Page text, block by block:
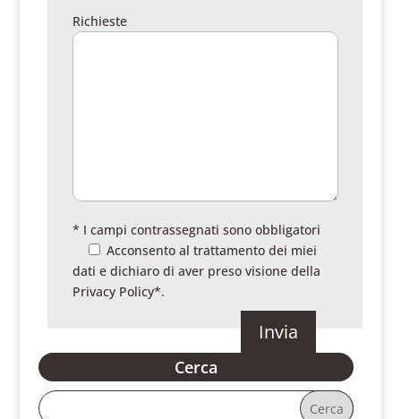
Richieste
* I campi contrassegnati sono obbligatori
Acconsento al trattamento dei miei
dati e dichiaro di aver preso visione della
Privacy Policy*.
Cerca